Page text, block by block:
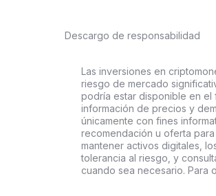
Descargo de responsabilidad
Las inversiones en
riesgo de mercado
podría estar disponible en el
información de precios y
únicamente con fines
recomendación u oferta
mantener activos digitales,
tolerancia al riesgo, y
cuando sea necesario. Para